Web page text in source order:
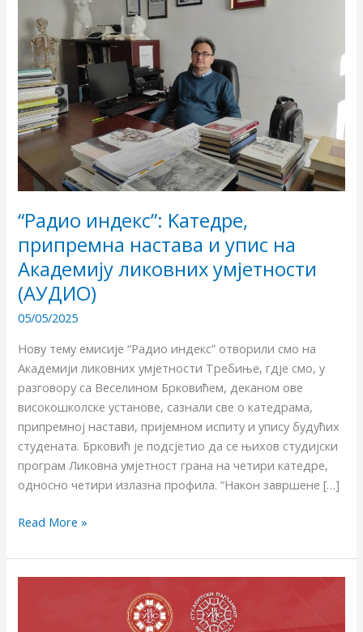
“Радио индекс”: Kатедре,
припремна настава и упис на
Академију ликовних умјетности
(АУДИО)
05/05/2025
Нову тему емисије “Радио индекс” отворили смо на
Академији ликовних умјетности Требиње, гдје смо, у
разговору са Веселином Брковићем, деканом ове
високошколске установе, сазнали све о катедрама,
припремној настави, пријемном испиту и упису будућих
студената. Брковић је подсјетио да се њихов студијски
програм Ликовна умјетност грана на четири катедре,
односно четири излазна профила. “Након завршене […]
припремна
настава
упис
на
Академију
ликовних
умјетности
(АУДИО)
Read More »